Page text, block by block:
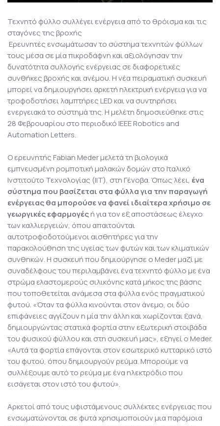
Τεχνητό φύλλο συλλέγει ενέργεια από το θρόισμα και τις
σταγόνες της βροχής
Ερευνητές ενσωμάτωσαν το σύστημα τεχνητών φύλλων
τους μέσα σε μία πικροδάφνη και αξιολόγησαν την
δυνατότητα συλλογής ενέργειας σε διαφορετικές
συνθήκες βροχής και ανέμου. Η νέα πειραματική συσκευή
μπορεί να δημιουργήσει αρκετή ηλεκτρική ενέργεια για να
τροφοδοτήσει λαμπτήρες LED και να συντηρήσει
ενεργειακά το σύστημά της. Η μελέτη δημοσιεύθηκε στις
28 Φεβρουαρίου στο περιοδικό IEEE Robotics and
Automation Letters.
Ο ερευνητής Fabian Meder μελετά τη βιολογικά
εμπνευσμένη ρομποτική μαλακών δομών στο Ιταλικό
Ινστιτούτο Τεχνολογίας (IIT), στη Γένοβα. Όπως λέει, ένα
σύστημα που βασίζεται στα φύλλα για την παραγωγή
ενέργειας θα μπορούσε να φανεί ιδιαίτερα χρήσιμο σε
γεωργικές εφαρμογέςή για τον εξ αποστάσεως έλεγχο
των καλλιεργειών, όπου απαιτούνται
αυτοτροφοδοτούμενοι αισθητήρες για την
παρακολούθηση της υγείας των φυτών και των κλιματικών
συνθηκών. Η συσκευή που δημιούργησε ο Meder μαζί με
συναδέλφους του περιλαμβάνει ένα τεχνητό φύλλο με ένα
στρώμα ελαστομερούς σιλικόνης κατά μήκος της βάσης
που τοποθετείται ανάμεσα στα φύλλα ενός πραγματικού
φυτού. «Όταν τα φύλλα κινούνται στον άνεμο, οι δύο
επιφάνειες αγγίζουν η μία την άλλη και χωρίζονται ξανά,
δημιουργώντας στατικά φορτία στην εξωτερική στοιβάδα
του φυσικού φύλλου και στη συσκευή μας», εξηγεί ο Meder.
«Αυτά τα φορτία επάγονται στον εσωτερικό κυτταρικό ιστό
του φυτού, όπου δημιουργούν ρεύμα. Μπορούμε να
συλλέξουμε αυτό το ρεύμα με ένα ηλεκτρόδιο που
εισάγεται στον ιστό του φυτού».
Αρκετοί από τους υφιστάμενους συλλέκτες ενέργειας που
ενσωματώνονται σε φυτά χρησιμοποιούν μια παρόμοια